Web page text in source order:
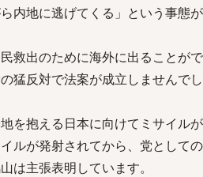
内地に逃げてくる」という事態
救出のために海外に出ることがで
猛反対で法案が成立しませんでし
を抱える日本に向けてミサイルが
ルが発射されてから、党として
は主張表明しています。